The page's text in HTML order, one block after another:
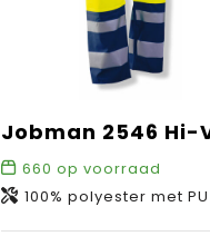
660 op voorraad
100% polyester met PU